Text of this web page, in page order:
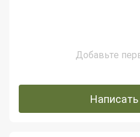
Добавьте